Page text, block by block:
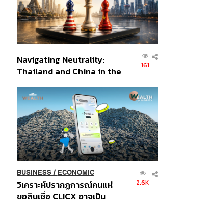
Navigating Neutrality:
Thailand and China in the
Order
161
BUSINESS/ ECONOMIC
วิเคราะห์ปรากฏการณ์คนแห่
ขอสินเชื่อ CLICX อาจเป็น
2.6K